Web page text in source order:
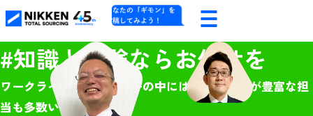
あなたの「ギモン」を
投稿してみよう！
#知識と経験ならお任せを
ワークライフ・サポーターの中には、現場経験が豊富な担
当も多数います。